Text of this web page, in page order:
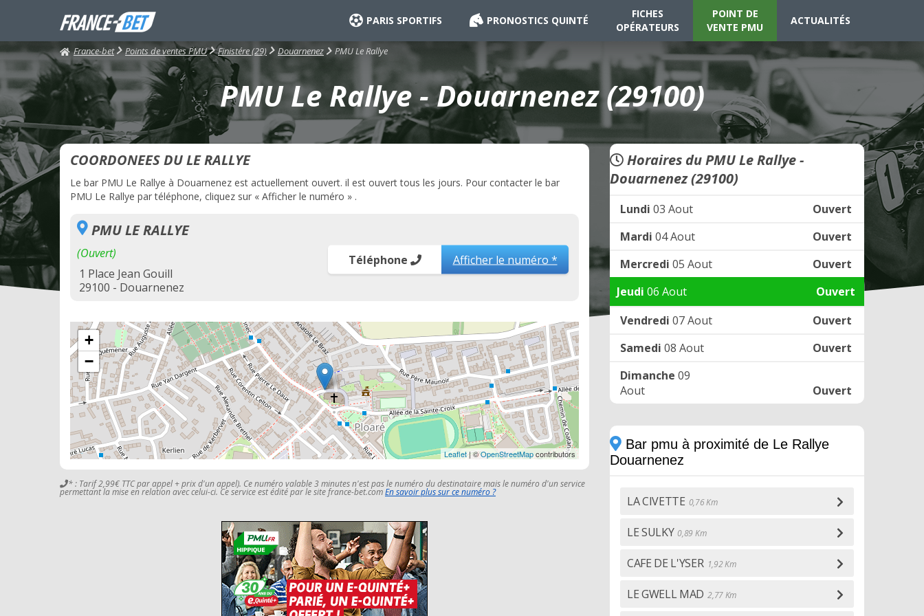
PARIS SPORTIFS PRONOSTICS QUINTÉ
FICHES
OPÉRATEURS
POINT DE
VENTE PMU
ACTUALITÉS
France-bet Points de ventes PMU Finistére (29) Douarnenez PMU Le Rallye
PMU Le Rallye - Douarnenez (29100)
COORDONEES DU LE RALLYE
Le bar PMU Le Rallye à Douarnenez est actuellement ouvert. il est ouvert tous les jours. Pour contacter le bar
PMU Le Rallye par téléphone, cliquez sur « Afficher le numéro » .
PMU LE RALLYE
(Ouvert)
1 Place Jean Gouill
29100 - Douarnenez
Téléphone Afficher le numéro *
+
−
Leaflet| ©OpenStreetMapcontributors
* : Tarif 2,99€ TTC par appel + prix d'un appel). Ce numéro valable 3 minutes n'est pas le numéro du destinataire mais le numéro d'un service
permettant la mise en relation avec celui-ci. Ce service est édité par le site france-bet.comEn savoir plus sur ce numéro ?
Horaires du PMU Le Rallye -
Douarnenez (29100)
Lundi 03 Aout
Ouvert
Mardi 04 Aout
Ouvert
Mercredi 05 Aout
Ouvert
Jeudi 06 Aout
Ouvert
Vendredi 07 Aout
Ouvert
Samedi 08 Aout
Ouvert
Dimanche 09
Aout
Ouvert
Bar pmu à proximité de Le Rallye
Douarnenez
LA CIVETTE 0,76 Km
LE SULKY 0,89 Km
CAFE DE L'YSER 1,92 Km
LE GWELL MAD 2,77 Km